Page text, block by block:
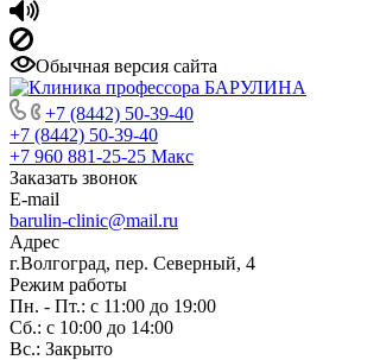
Обычная версия сайта
+7 (8442) 50-39-40
+7 (8442) 50-39-40
+7 960 881-25-25 Макс
Заказать звонок
E-mail
barulin-clinic@mail.ru
Адрес
г.Волгоград, пер. Северный, 4
Режим работы
Пн. - Пт.: с 11:00 до 19:00
Сб.: с 10:00 до 14:00
Вс.: Закрыто